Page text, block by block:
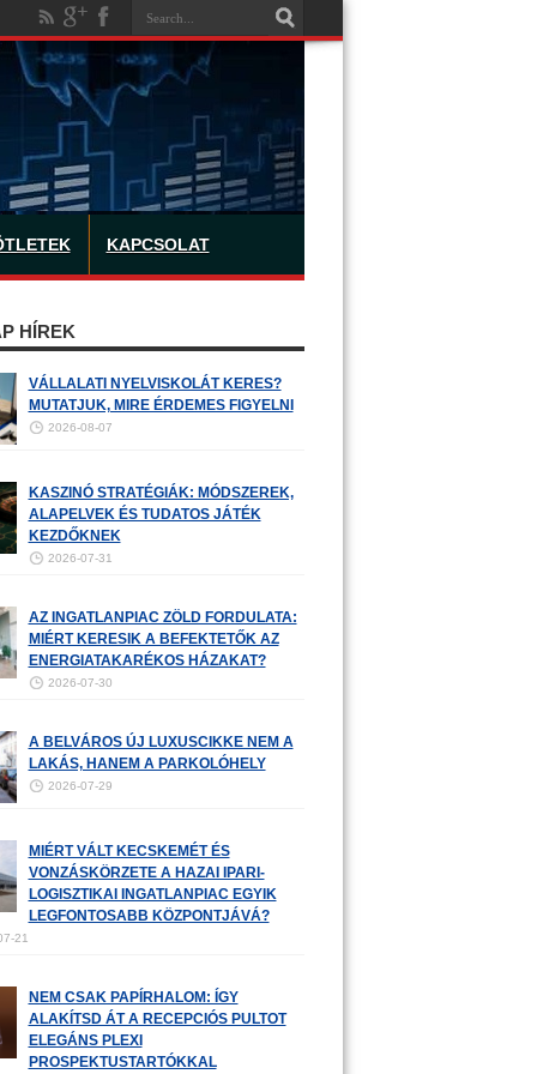
KAPCSOLAT
HÍREK
VÁLLALATI NYELVISKOLÁT KERES?
MUTATJUK, MIRE ÉRDEMES FIGYELNI
2026-08-07
KASZINÓ STRATÉGIÁK: MÓDSZEREK,
ALAPELVEK ÉS TUDATOS JÁTÉK
KEZDŐKNEK
2026-07-31
AZ INGATLANPIAC ZÖLD FORDULATA:
MIÉRT KERESIK A BEFEKTETŐK AZ
ENERGIATAKARÉKOS HÁZAKAT?
2026-07-30
A BELVÁROS ÚJ LUXUSCIKKE NEM A
LAKÁS, HANEM A PARKOLÓHELY
2026-07-29
MIÉRT VÁLT KECSKEMÉT ÉS
VONZÁSKÖRZETE A HAZAI IPARI-
LOGISZTIKAI INGATLANPIAC EGYIK
LEGFONTOSABB KÖZPONTJÁVÁ?
21
NEM CSAK PAPÍRHALOM: ÍGY
ALAKÍTSD ÁT A RECEPCIÓS PULTOT
ELEGÁNS PLEXI
PROSPEKTUSTARTÓKKAL